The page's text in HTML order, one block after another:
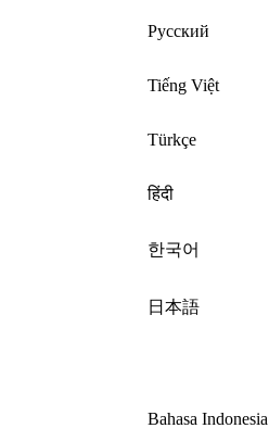
Русский
Tiếng Việt
Türkçe
हिंदी
한국어
日本語
Bahasa Indonesia